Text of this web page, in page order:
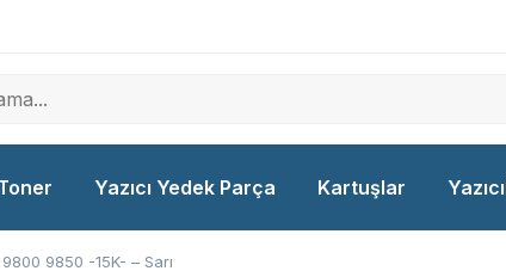
Yazıcı Yedek Parça Kartuşlar
9850 -15K- – Sarı